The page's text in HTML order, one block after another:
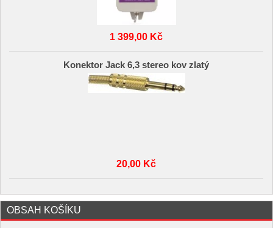
1 399,00 Kč
Konektor Jack 6,3 stereo kov zlatý
20,00 Kč
OBSAH KOŠÍKU